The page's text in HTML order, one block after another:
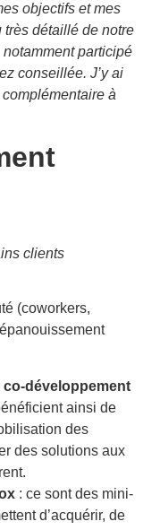
objectifs et mes
très détaillé de notre
participé
conseillée. J’y ai
à
clients
(coworkers,
co-développement
ainsi de
des
des solutions aux
: ce sont des mini-
d’acquérir, de